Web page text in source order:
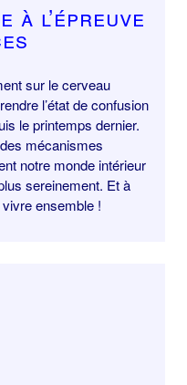
à l’épreuve
sur le cerveau
l’état de confusion
le printemps dernier.
mécanismes
notre monde intérieur
sereinement. Et à
ensemble !